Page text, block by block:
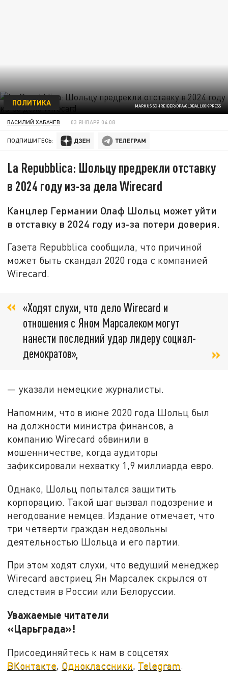
MARKUS SCHREIBER/DPA/GLOBALLOOKPRESS
ПОЛИТИКА
ВАСИЛИЙ ХАБАЧЕВ 03 ЯНВАРЯ 04:08
ПОДПИШИТЕСЬ:
La Repubblica: Шольцу предрекли отставку
в 2024 году из-за дела Wirecard
Канцлер Германии Олаф Шольц может уйти
в отставку в 2024 году из-за потери доверия.
Газета Repubblica сообщила, что причиной
может быть скандал 2020 года с компанией
Wirecard.
«Ходят слухи, что дело Wirecard и
отношения с Яном Марсалеком могут
нанести последний удар лидеру социал-
демократов»,
— указали немецкие журналисты.
Напомним, что в июне 2020 года Шольц был
на должности министра финансов, а
компанию Wirecard обвинили в
мошенничестве, когда аудиторы
зафиксировали нехватку 1,9 миллиарда евро.
Однако, Шольц попытался защитить
корпорацию. Такой шаг вызвал подозрение и
негодование немцев. Издание отмечает, что
три четверти граждан недовольны
деятельностью Шольца и его партии.
При этом ходят слухи, что ведущий менеджер
Wirecard австриец Ян Марсалек скрылся от
следствия в России или Белоруссии.
Уважаемые читатели
«Царьграда»!
Присоединяйтесь к нам в соцсетях
ВКонтакте, Одноклассники, Telegram.